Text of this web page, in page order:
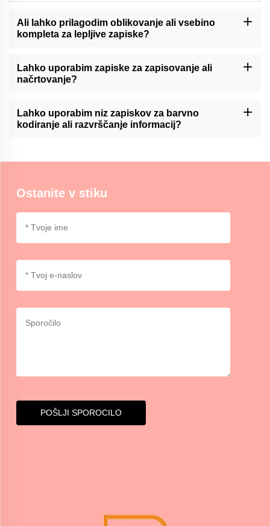
Ali lahko prilagodim oblikovanje ali vsebino
kompleta za lepljive zapiske?
zapisov. Prosimo, kontaktirajte našo podporo strankam ali
preverite našo spletno stran za razpoložljive storitve prilagajanja.
Lahko uporabim zapiske za zapisovanje ali
načrtovanje?
orodje za pisanje dnevnika ali organizacijo načrtovalca, ki
uporabnikom omogoča enostavno dodajanje in premikanje
zapiskov v svojih postavkah.
Lahko uporabim niz zapiskov za barvno
kodiranje ali razvrščanje informacij?
vizualen način za razlikovanje in poudarjanje pomembnih
Ostanite v stiku
POŠLJI SPOROCILO